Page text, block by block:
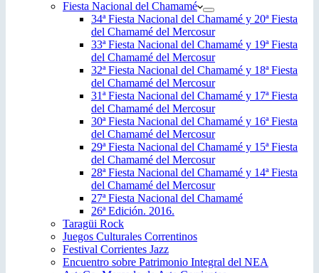
Fiesta Nacional del Chamamé
34ª Fiesta Nacional del Chamamé y 20ª Fiesta
del Chamamé del Mercosur
33ª Fiesta Nacional del Chamamé y 19ª Fiesta
del Chamamé del Mercosur
32ª Fiesta Nacional del Chamamé y 18ª Fiesta
del Chamamé del Mercosur
31ª Fiesta Nacional del Chamamé y 17ª Fiesta
del Chamamé del Mercosur
30ª Fiesta Nacional del Chamamé y 16ª Fiesta
del Chamamé del Mercosur
29ª Fiesta Nacional del Chamamé y 15ª Fiesta
del Chamamé del Mercosur
28ª Fiesta Nacional del Chamamé y 14ª Fiesta
del Chamamé del Mercosur
27ª Fiesta Nacional del Chamamé
26ª Edición. 2016.
Taragüi Rock
Juegos Culturales Correntinos
Festival Corrientes Jazz
Encuentro sobre Patrimonio Integral del NEA